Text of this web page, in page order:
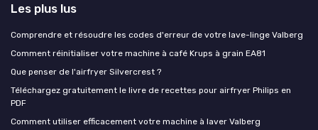
Les plus lus
Comprendre et résoudre les codes d'erreur de votre lave-linge Valberg
Comment réinitialiser votre machine à café Krups à grain EA81
Que penser de l'airfryer Silvercrest ?
Téléchargez gratuitement le livre de recettes pour airfryer Philips en
PDF
Comment utiliser efficacement votre machine à laver Valberg